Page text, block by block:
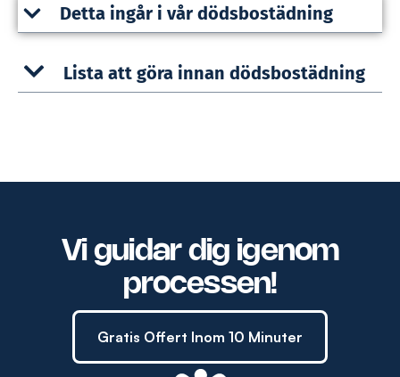
Detta ingår i vår dödsbostädning
Lista att göra innan dödsbostädning
Vi guidar dig igenom
processen!
Gratis Offert Inom 10 Minuter